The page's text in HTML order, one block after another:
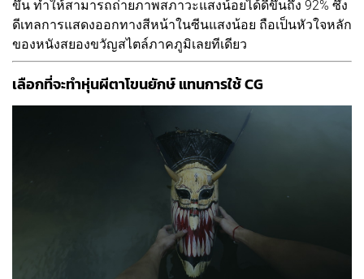
ขึ้น ทำให้สามารถถ่ายภาพสภาวะแสงน้อยได้ดีขึ้นถึง 92% ซึ่ง
ดีเทลการแสดงออกทางสีหน้าในซีนแสงน้อย ถือเป็นหัวใจหลัก
ของหนังสยองขวัญสไตล์ภาคภูมิเลยทีเดียว
เลือกที่จะทำหุ่นผีตาโขนยักษ์ แทนการใช้ CG